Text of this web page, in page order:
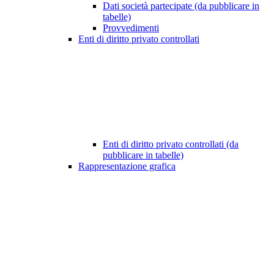
Dati società partecipate (da pubblicare in
tabelle)
Provvedimenti
Enti di diritto privato controllati
Enti di diritto privato controllati (da
pubblicare in tabelle)
Rappresentazione grafica